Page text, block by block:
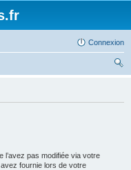
Connexion
l’avez pas modifiée via votre
avez fournie lors de votre